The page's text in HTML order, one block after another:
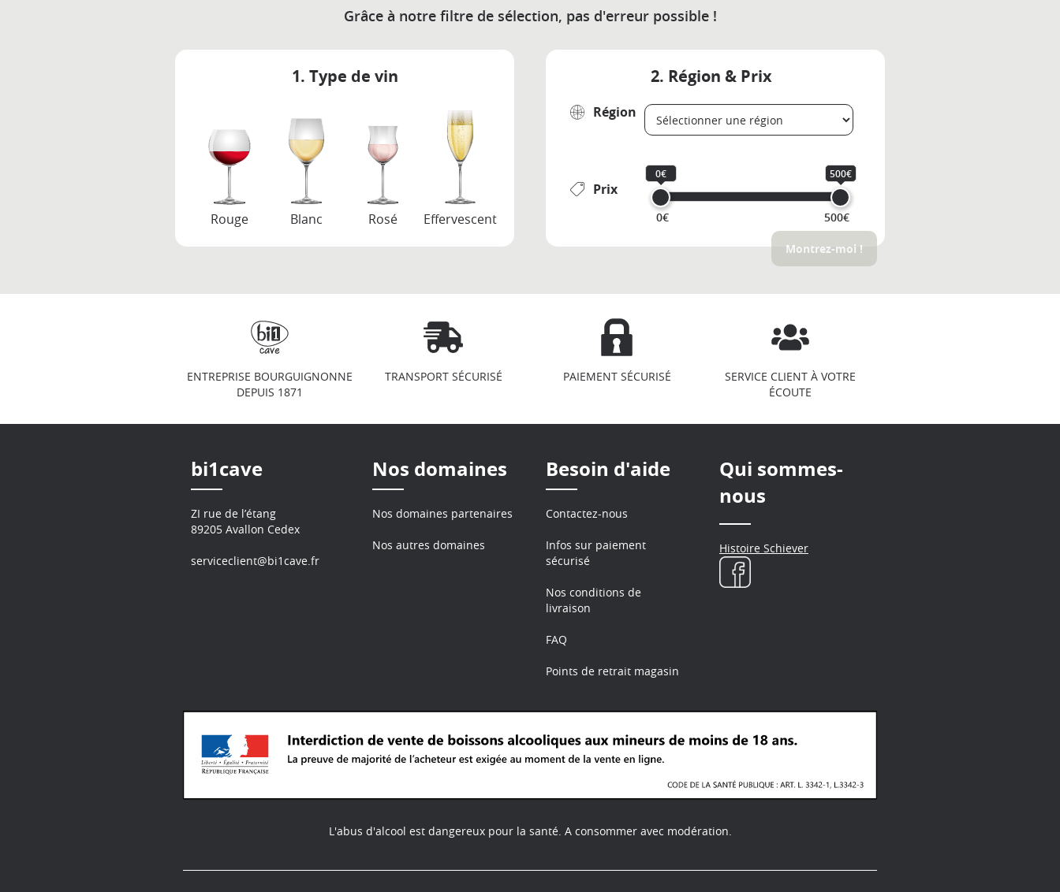
Grâce à notre filtre de sélection, pas d'erreur possible !
1. Type de vin
Rouge Blanc Rosé Effervescent
2. Région & Prix
Région
Prix
0€ 500€
0€ 500€
Montrez-moi !
ENTREPRISE BOURGUIGNONNE
DEPUIS 1871
TRANSPORT SÉCURISÉ PAIEMENT SÉCURISÉ
SERVICE CLIENT À VOTRE
ÉCOUTE
bi1cave
ZI rue de l’étang
89205 Avallon Cedex
serviceclient@bi1cave.fr
Nos domaines
Nos domaines partenaires
Nos autres domaines
Besoin d'aide
Contactez-nous
Infos sur paiement
sécurisé
Nos conditions de
livraison
FAQ
Points de retrait magasin
Qui sommes-
nous
Histoire Schiever
L'abus d'alcool est dangereux pour la santé. A consommer avec modération.